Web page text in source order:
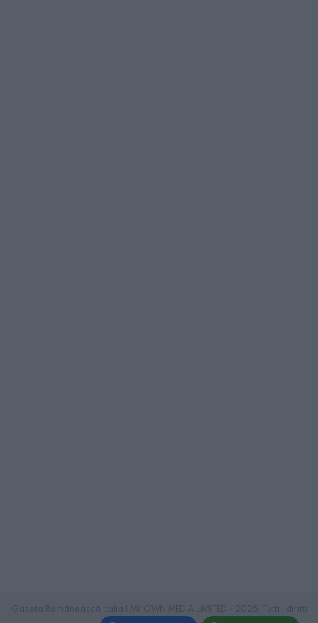
riservati.